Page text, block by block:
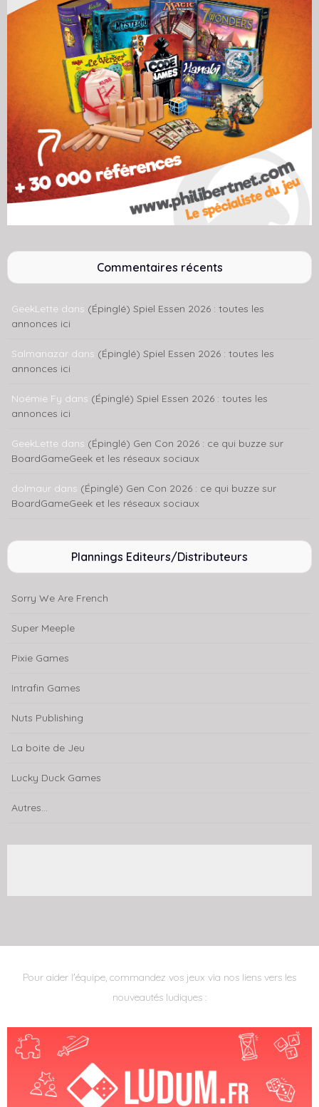
Commentaires récents
GeekLette dans (Épinglé) Spiel Essen 2026 : toutes les
annonces ici
Salmanazar dans (Épinglé) Spiel Essen 2026 : toutes les
annonces ici
Noémie Fy dans (Épinglé) Spiel Essen 2026 : toutes les
annonces ici
GeekLette dans (Épinglé) Gen Con 2026 : ce qui buzze sur
BoardGameGeek et les réseaux sociaux
dolmaur dans (Épinglé) Gen Con 2026 : ce qui buzze sur
BoardGameGeek et les réseaux sociaux
Plannings Editeurs/Distributeurs
Sorry We Are French
Super Meeple
Pixie Games
Intrafin Games
Nuts Publishing
La boite de Jeu
Lucky Duck Games
Autres...
Pour aider l'équipe, commandez vos jeux via nos liens vers les
nouveautés ludiques :